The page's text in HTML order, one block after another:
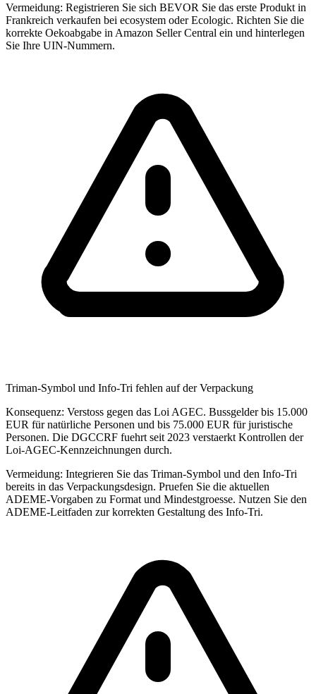
Vermeidung: Registrieren Sie sich BEVOR Sie das erste Produkt in
Frankreich verkaufen bei ecosystem oder Ecologic. Richten Sie die
korrekte Oekoabgabe in Amazon Seller Central ein und hinterlegen
Sie Ihre UIN-Nummern.
Triman-Symbol und Info-Tri fehlen auf der Verpackung
Konsequenz: Verstoss gegen das Loi AGEC. Bussgelder bis 15.000
EUR für natürliche Personen und bis 75.000 EUR für juristische
Personen. Die DGCCRF fuehrt seit 2023 verstaerkt Kontrollen der
Loi-AGEC-Kennzeichnungen durch.
Vermeidung: Integrieren Sie das Triman-Symbol und den Info-Tri
bereits in das Verpackungsdesign. Pruefen Sie die aktuellen
ADEME-Vorgaben zu Format und Mindestgroesse. Nutzen Sie den
ADEME-Leitfaden zur korrekten Gestaltung des Info-Tri.